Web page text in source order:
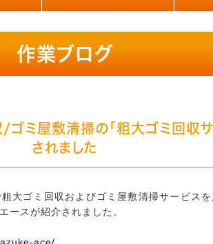
作業ブログ
ミ屋敷清掃の「粗大ゴミ回収
されました
大ゴミ回収およびゴミ屋敷清掃サービスを
ースが紹介されました。